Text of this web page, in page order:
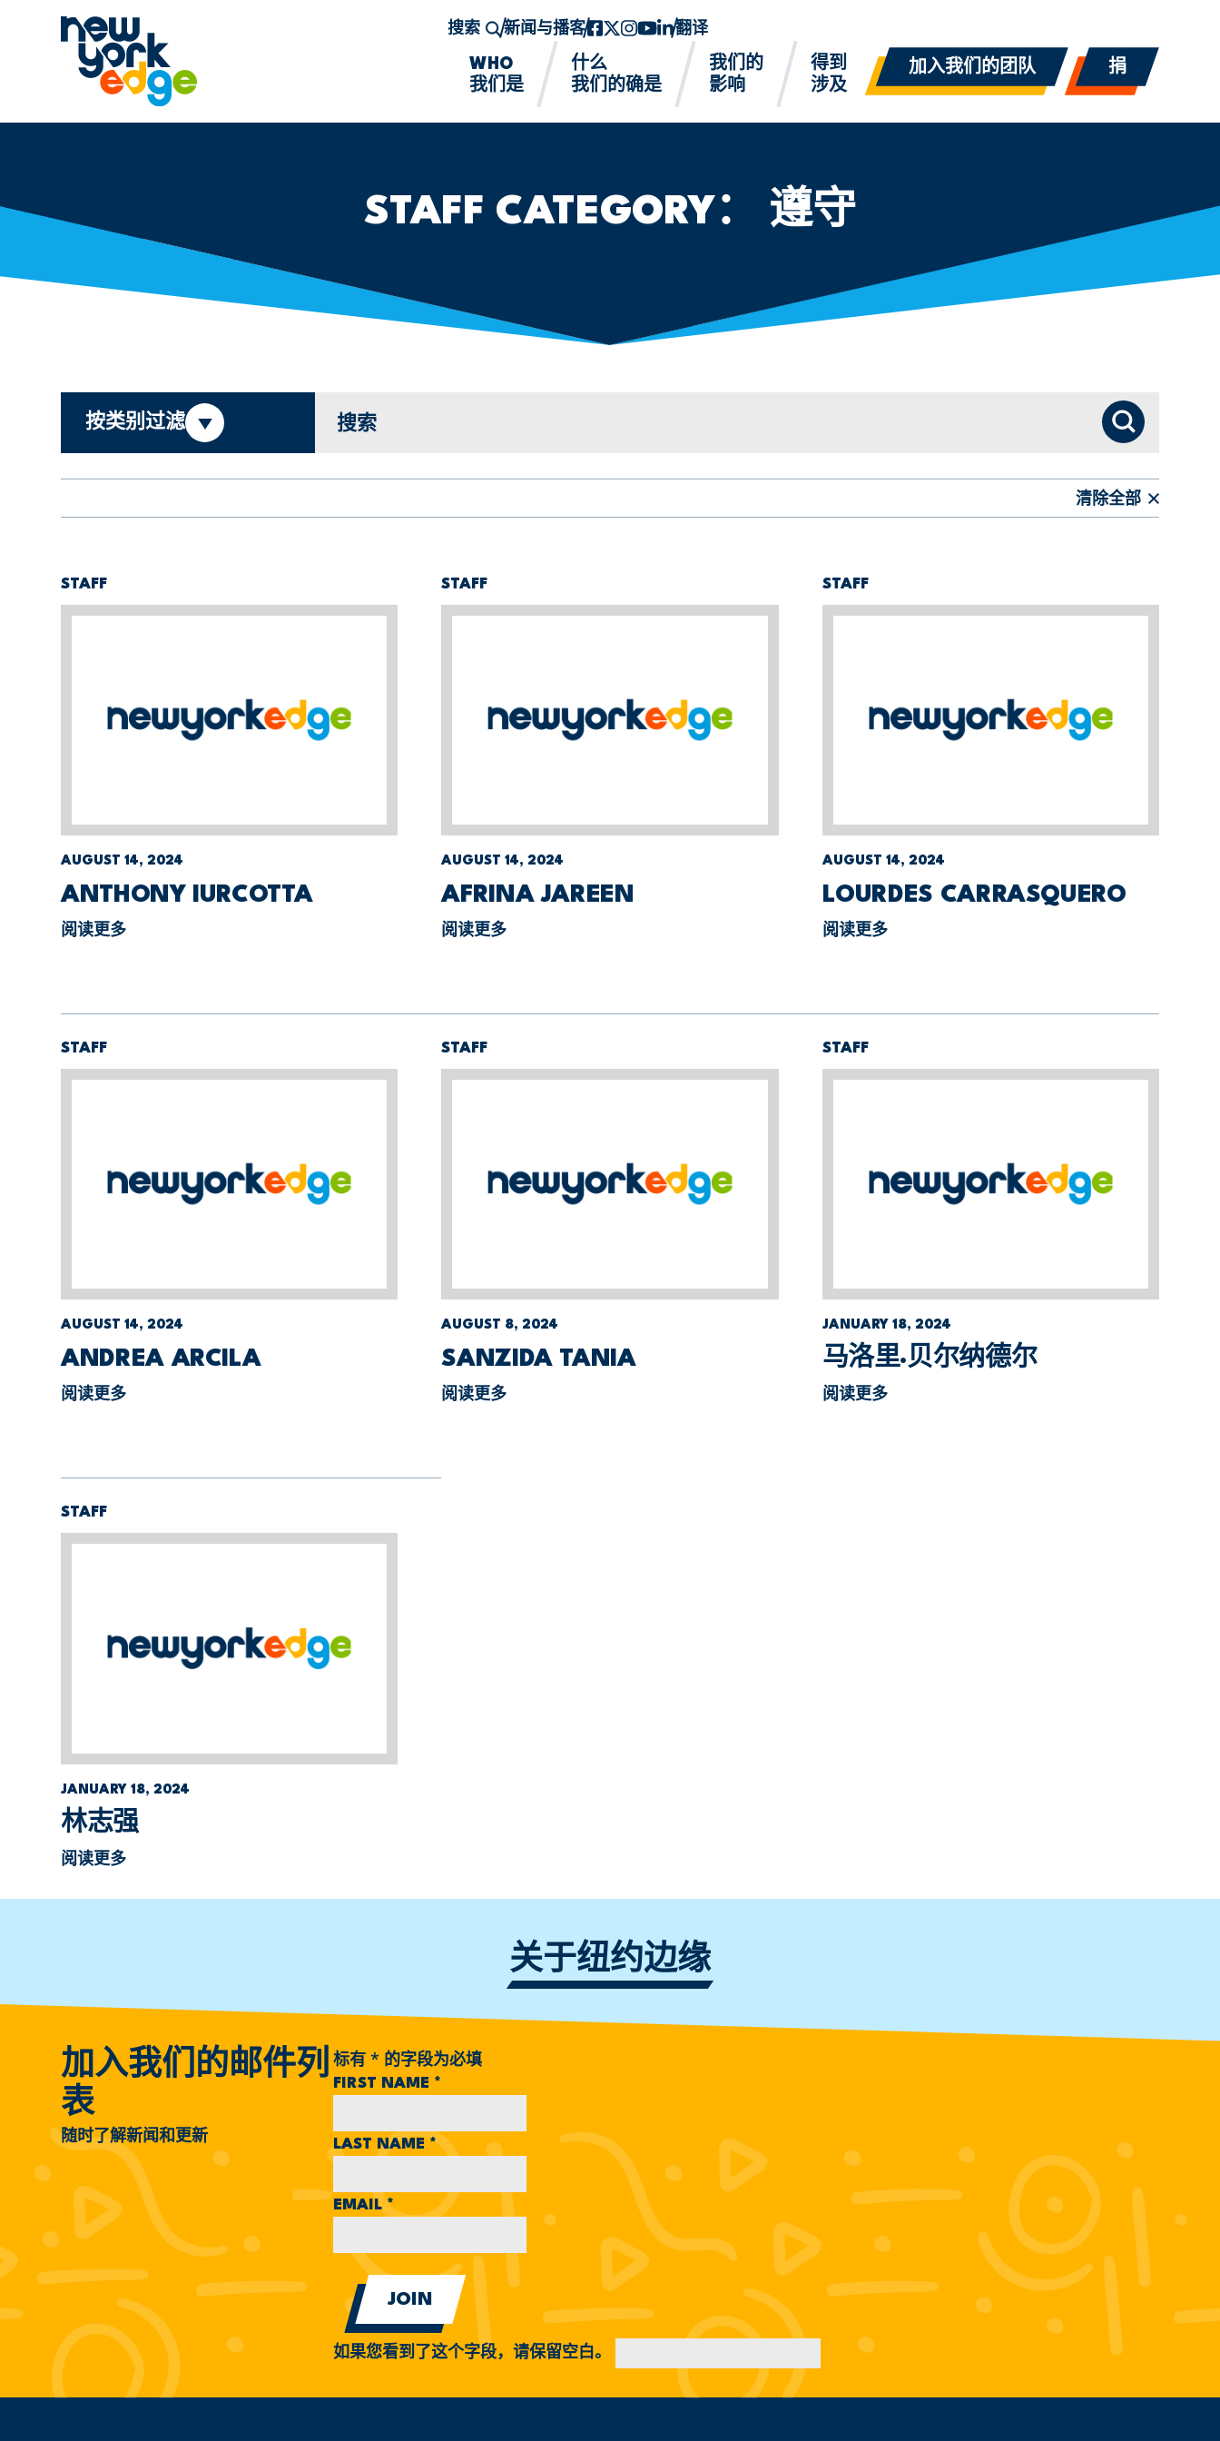
跳至主要内容
搜索 新闻与播客Facebook
twitter-x
Instagram的
YouTube
领英翻译
WHO
我们是
什么
我们的确是
我们的
影响
得到
涉及
加入我们的团队 捐
STAFF CATEGORY： 遵守
按类别过滤 搜索 搜索
清除全部
STAFF
AUGUST 14, 2024
ANTHONY IURCOTTA
阅读更多
STAFF
AUGUST 14, 2024
AFRINA JAREEN
阅读更多
STAFF
AUGUST 14, 2024
LOURDES CARRASQUERO
阅读更多
STAFF
AUGUST 14, 2024
ANDREA ARCILA
阅读更多
STAFF
AUGUST 8, 2024
SANZIDA TANIA
阅读更多
STAFF
JANUARY 18, 2024
马洛里·贝尔纳德尔
阅读更多
STAFF
JANUARY 18, 2024
林志强
阅读更多
关于纽约边缘
加入我们的邮件列
表
随时了解新闻和更新
标有* 的字段为必填
FIRST NAME *
LAST NAME*
EMAIL*
如果您看到了这个字段，请保留空白。